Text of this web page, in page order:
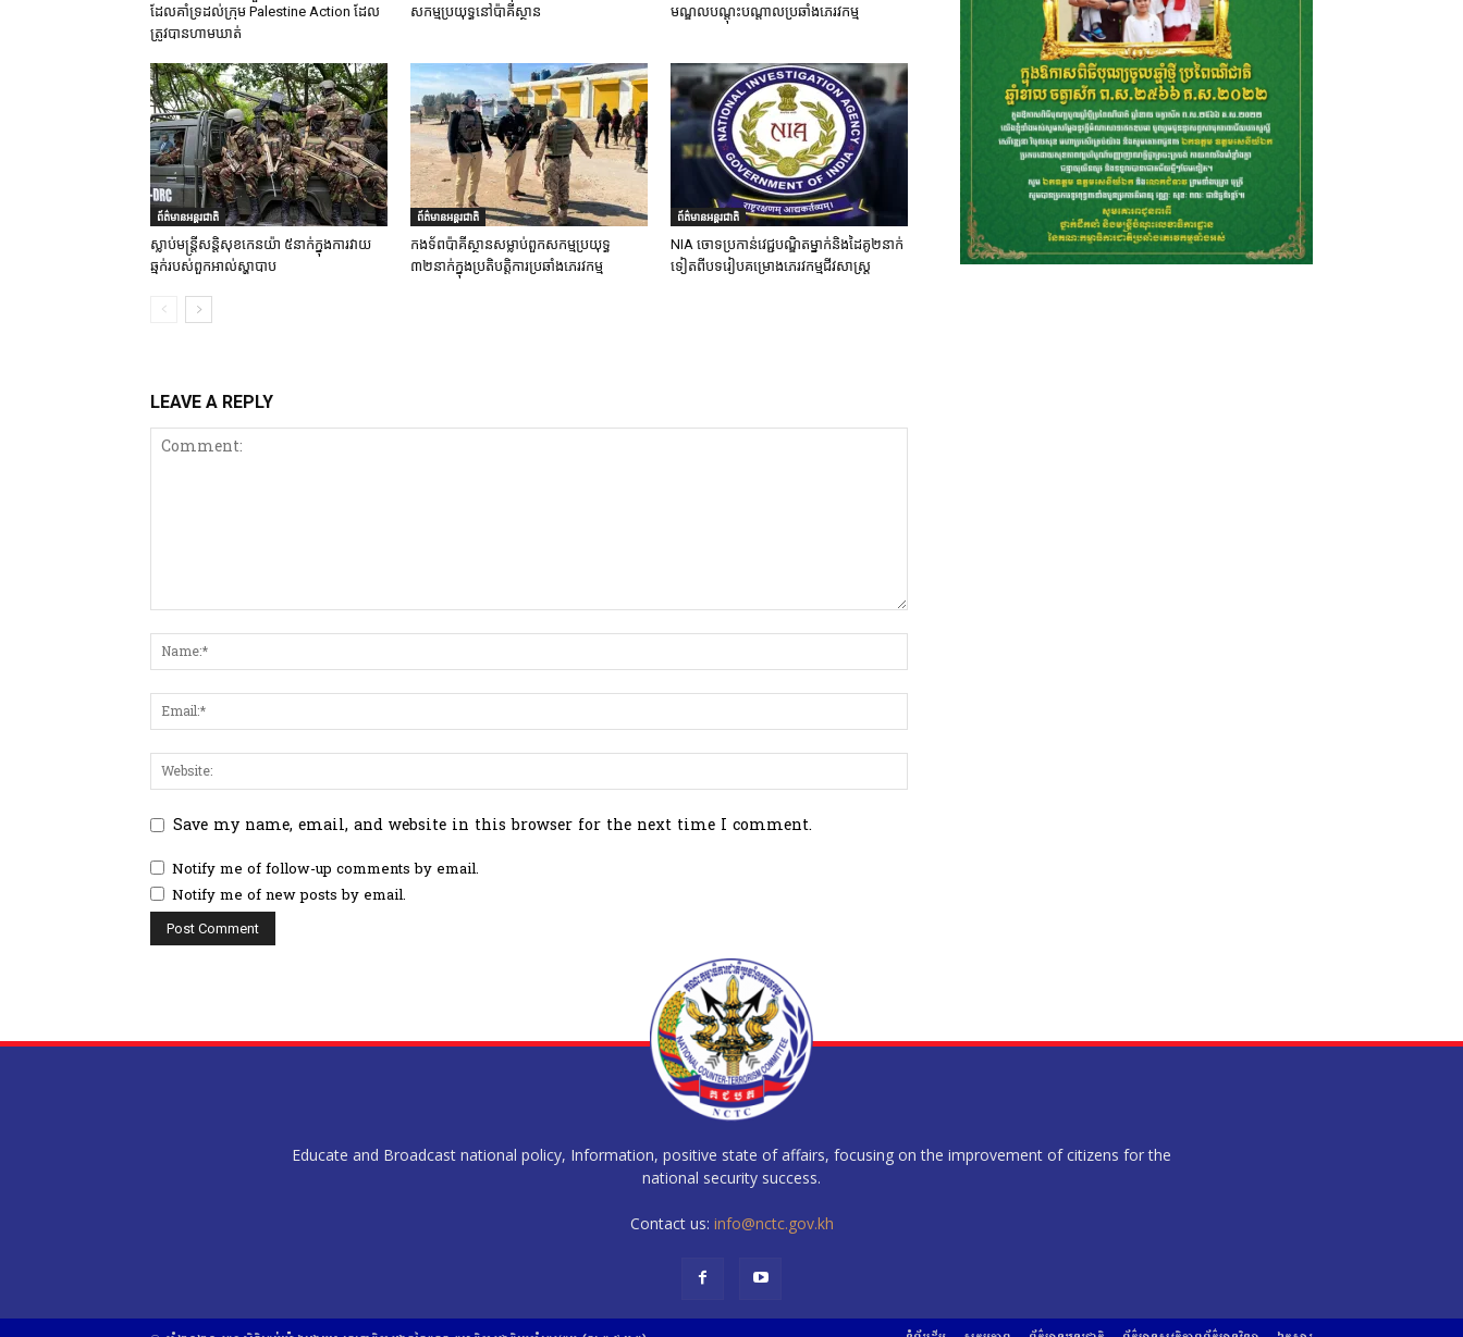
ដែលគាំទ្រដល់ក្រុម Palestine Action ដែល
ត្រូវបានហាមឃាត់
សកម្មប្រយុទ្ធនៅប៉ាគីស្ថាន
មណ្ឌលបណ្តុះបណ្តាលប្រឆាំងភេរវកម្ម
ព័ត៌មានអន្តរជាតិ
ស្លាប់មន្ត្រីសន្តិសុខកេនយ៉ា ៥នាក់ក្នុងការវាយ
ឆ្មក់របស់ពួកអាល់ស្ហាបាប
ព័ត៌មានអន្តរជាតិ
កងទ័ពប៉ាគីស្ថានសម្លាប់ពួកសកម្មប្រយុទ្ធ
៣២នាក់ក្នុងប្រតិបត្តិការប្រឆាំងភេរវកម្ម
ព័ត៌មានអន្តរជាតិ
NIA ចោទប្រកាន់វេជ្ជបណ្ឌិតម្នាក់និងដៃគូ២នាក់
ទៀតពីបទរៀបគម្រោងភេរវកម្មជីវសាស្ត្រ
LEAVE A REPLY
Save my name, email, and website in this browser for the next time I comment.
Notify me of follow-up comments by email.
Notify me of new posts by email.
Educate and Broadcast national policy, Information, positive state of affairs, focusing on the improvement of citizens for the
national security success.
Contact us: info@nctc.gov.kh